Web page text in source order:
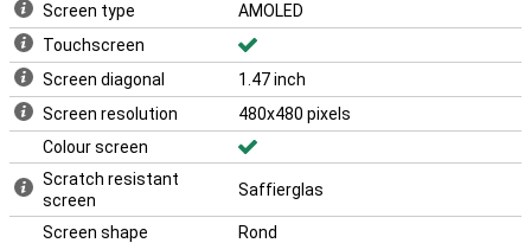
Screen type
AMOLED
Touchscreen
Screen diagonal
1.47 inch
Screen resolution
480x480 pixels
Colour screen
Scratch resistant
screen
Saffierglas
Screen shape Rond